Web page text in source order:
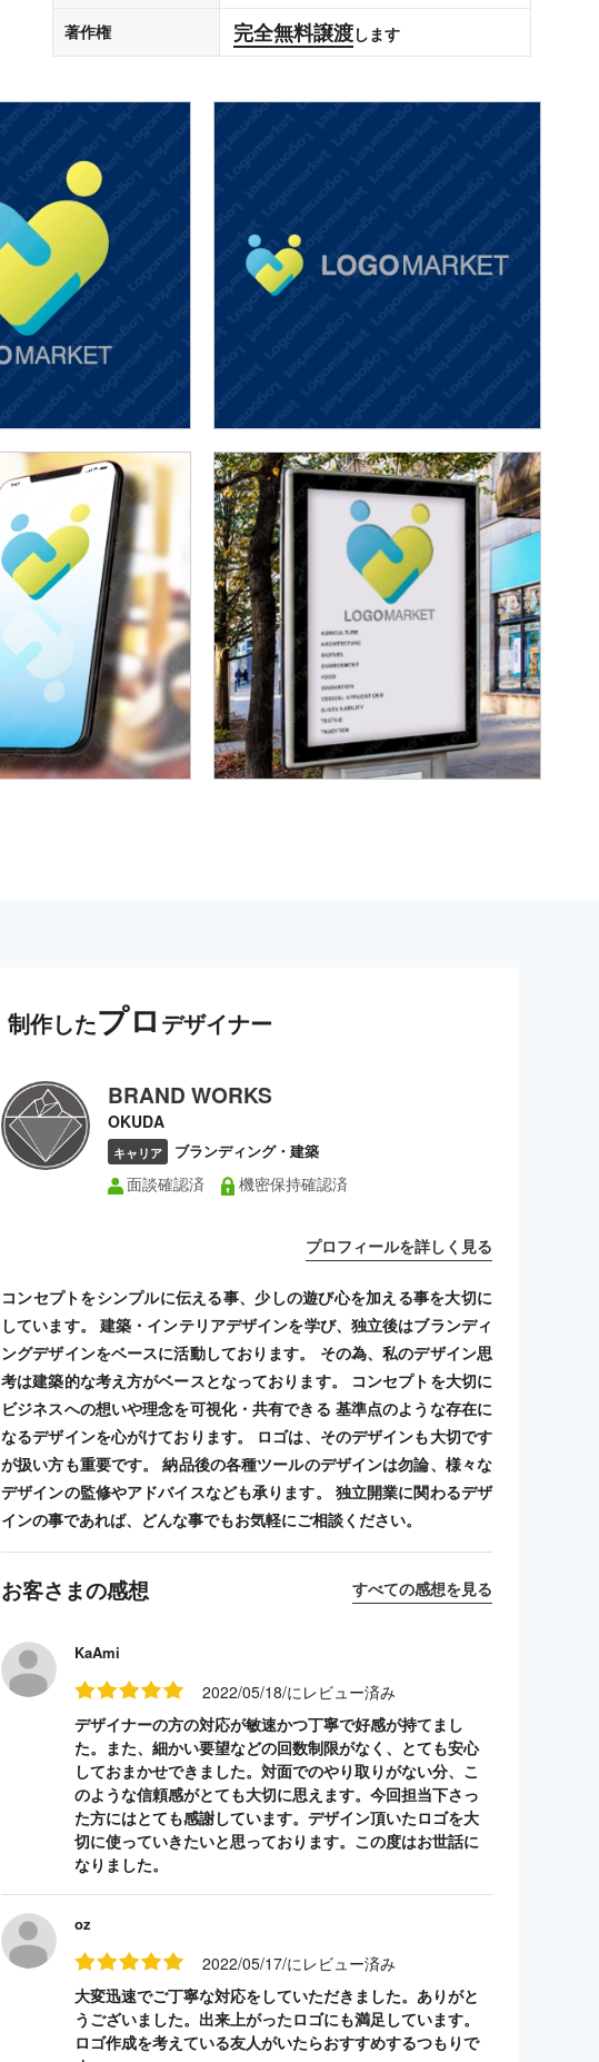
著作権
完全無料譲渡します
制作したプロ デザイナー
BRAND WORKS
OKUDA
キャリア ブランディング・建築
面談確認済 機密保持確認済
プロフィールを詳しく見る
コンセプトをシンプルに伝える事、少しの遊び心を加える事を大切に
しています。 建築・インテリアデザインを学び、独立後はブランディ
ングデザインをベースに活動しております。 その為、私のデザイン思
考は建築的な考え方がベースとなっております。 コンセプトを大切に
ビジネスへの想いや理念を可視化・共有できる 基準点のような存在に
なるデザインを心がけております。 ロゴは、そのデザインも大切です
が扱い方も重要です。 納品後の各種ツールのデザインは勿論、様々な
デザインの監修やアドバイスなども承ります。 独立開業に関わるデザ
インの事であれば、どんな事でもお気軽にご相談ください。
お客さまの感想 すべての感想を見る
KaAmi
2022/05/18/にレビュー済み
デザイナーの方の対応が敏速かつ丁寧で好感が持てまし
た。また、細かい要望などの回数制限がなく、とても安心
しておまかせできました。対面でのやり取りがない分、こ
のような信頼感がとても大切に思えます。今回担当下さっ
た方にはとても感謝しています。デザイン頂いたロゴを大
切に使っていきたいと思っております。この度はお世話に
なりました。
oz
2022/05/17/にレビュー済み
大変迅速でご丁寧な対応をしていただきました。ありがと
うございました。出来上がったロゴにも満足しています。
ロゴ作成を考えている友人がいたらおすすめするつもりで